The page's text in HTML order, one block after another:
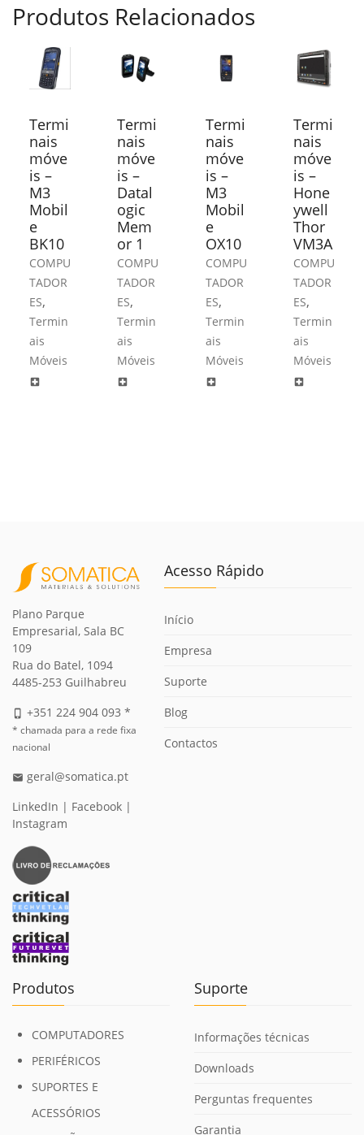
Produtos Relacionados
Termi
nais
móve
is –
M3
Mobil
e
BK10
COMPU
TADOR
ES,
Termin
ais
Móveis
local_hospital
Termi
nais
móve
is –
Datal
ogic
Mem
or 1
COMPU
TADOR
ES,
Termin
ais
Móveis
local_hospital
Termi
nais
móve
is –
M3
Mobil
e
OX10
COMPU
TADOR
ES,
Termin
ais
Móveis
local_hospital
Termi
nais
móve
is –
Hone
ywell
Thor
VM3A
COMPU
TADOR
ES,
Termin
ais
Móveis
local_hospital
Plano Parque
Empresarial, Sala BC
109
Rua do Batel, 1094
4485-253 Guilhabreu
phone_iphone +351 224 904 093 *
* chamada para a rede fixa
nacional
email geral@somatica.pt
LinkedIn | Facebook |
Instagram
Acesso Rápido
Início
Empresa
Suporte
Blog
Contactos
Produtos
COMPUTADORES
PERIFÉRICOS
SUPORTES E
ACESSÓRIOS
Suporte
Informações técnicas
Downloads
Perguntas frequentes
Garantia